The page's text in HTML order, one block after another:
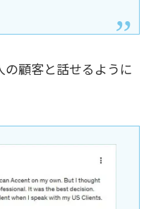
の顧客と話せるように